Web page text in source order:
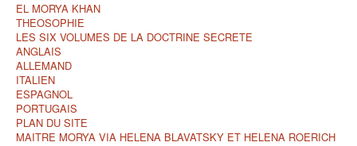
EL MORYA KHAN
THEOSOPHIE
LES SIX VOLUMES DE LA DOCTRINE SECRETE
ANGLAIS
ALLEMAND
ITALIEN
ESPAGNOL
PORTUGAIS
PLAN DU SITE
MAITRE MORYA VIA HELENA BLAVATSKY ET HELENA ROERICH